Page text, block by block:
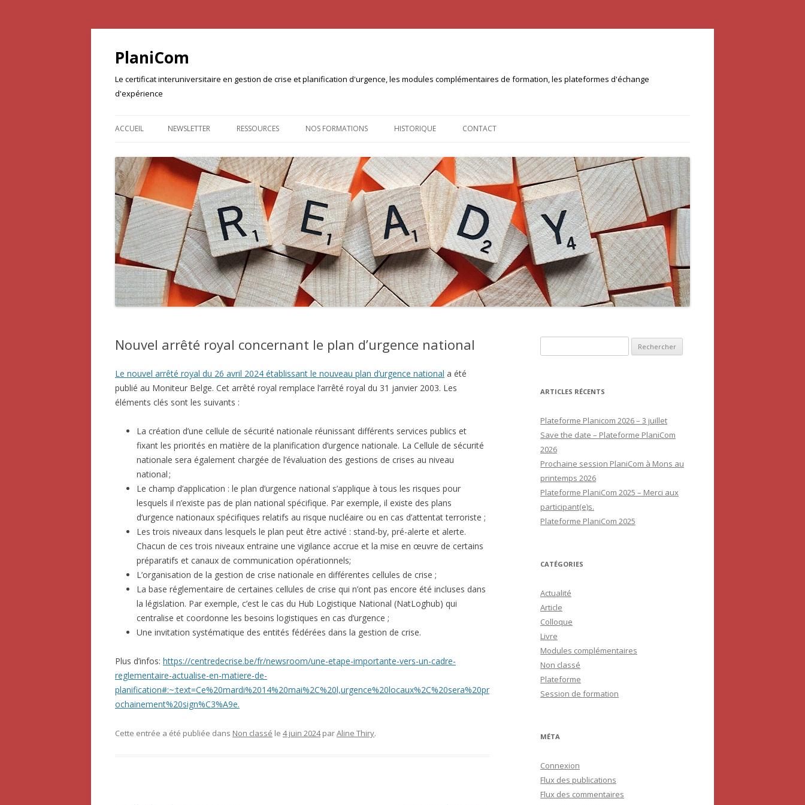
PlaniCom
Le certificat interuniversitaire en gestion de crise et planification d'urgence, les modules complémentaires de formation, les plateformes d'échange
d'expérience
au
contenu
ACCUEIL NEWSLETTER RESSOURCES
PROJET PULL
NOS FORMATIONS
PLANICOM (10ECTS)
CERTIFICAT INTER-UNIVERSITÉS
PLANICRISE (30 ECTS)
HISTORIQUE CONTACT
Nouvel arrêté royal concernant le plan d’urgence national
Le nouvel arrêté royal du 26 avril 2024 établissant le nouveau plan d’urgence national a été
publié au Moniteur Belge. Cet arrêté royal remplace l’arrêté royal du 31 janvier 2003. Les
éléments clés sont les suivants :
La création d’une cellule de sécurité nationale réunissant différents services publics et
fixant les priorités en matière de la planification d’urgence nationale. La Cellule de sécurité
nationale sera également chargée de l’évaluation des gestions de crises au niveau
national ;
Le champ d’application : le plan d’urgence national s’applique à tous les risques pour
lesquels il n’existe pas de plan national spécifique. Par exemple, il existe des plans
d’urgence nationaux spécifiques relatifs au risque nucléaire ou en cas d’attentat terroriste ;
Les trois niveaux dans lesquels le plan peut être activé : stand-by, pré-alerte et alerte.
Chacun de ces trois niveaux entraine une vigilance accrue et la mise en œuvre de certains
préparatifs et canaux de communication opérationnels;
L’organisation de la gestion de crise nationale en différentes cellules de crise ;
La base réglementaire de certaines cellules de crise qui n’ont pas encore été incluses dans
la législation. Par exemple, c’est le cas du Hub Logistique National (NatLoghub) qui
centralise et coordonne les besoins logistiques en cas d’urgence ;
Une invitation systématique des entités fédérées dans la gestion de crise.
Plus d’infos: https://centredecrise.be/fr/newsroom/une-etape-importante-vers-un-cadre-
reglementaire-actualise-en-matiere-de-
planification#:~:text=Ce%20mardi%2014%20mai%2C%20l,urgence%20locaux%2C%20sera%20pr
ochainement%20sign%C3%A9e.
Cette entrée a été publiée dans Non classé le 4 juin 2024 parAline Thiry.
ARTICLES RÉCENTS
Plateforme Planicom 2026 – 3 juillet
Save the date – Plateforme PlaniCom
2026
Prochaine session PlaniCom à Mons au
printemps 2026
Plateforme PlaniCom 2025 – Merci aux
participant(e)s.
Plateforme PlaniCom 2025
CATÉGORIES
Actualité
Article
Colloque
Livre
Modules complémentaires
Non classé
Plateforme
Session de formation
MÉTA
Connexion
Flux des publications
Flux des commentaires